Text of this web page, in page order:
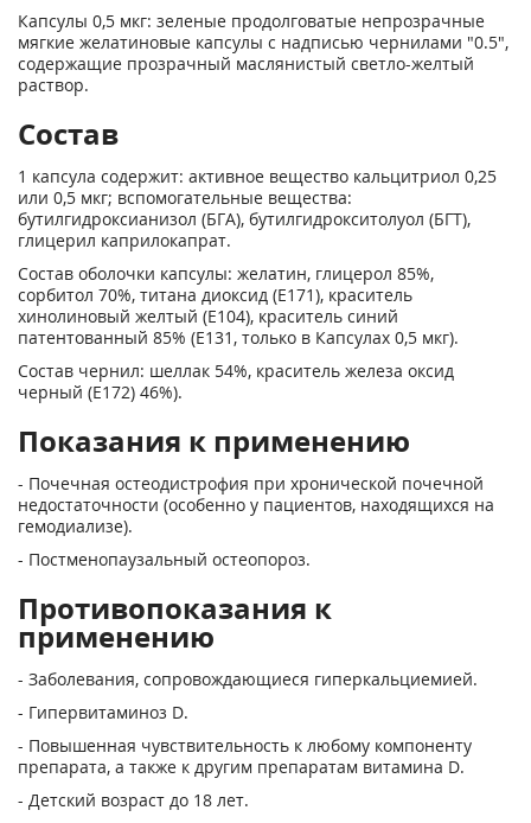
Капсулы 0,5 мкг: зеленые продолговатые непрозрачные
мягкие желатиновые капсулы с надписью чернилами "0.5",
содержащие прозрачный маслянистый светло-желтый
раствор.
Состав
1 капсула содержит: активное вещество кальцитриол 0,25
или 0,5 мкг; вспомогательные вещества:
бутилгидроксианизол (БГА), бутилгидрокситолуол (БГТ),
глицерил каприлокапрат.
Состав оболочки капсулы: желатин, глицерол 85%,
сорбитол 70%, титана диоксид (Е171), краситель
хинолиновый желтый (Е104), краситель синий
патентованный 85% (Е131, только в Капсулах 0,5 мкг).
Состав чернил: шеллак 54%, краситель железа оксид
черный (Е172) 46%).
Показания к применению
- Почечная остеодистрофия при хронической почечной
недостаточности (особенно у пациентов, находящихся на
гемодиализе).
- Постменопаузальный остеопороз.
Противопоказания к
применению
- Заболевания, сопровождающиеся гиперкальциемией.
- Гипервитаминоз D.
- Повышенная чувствительность к любому компоненту
препарата, а также к другим препаратам витамина D.
- Детский возраст до 18 лет.